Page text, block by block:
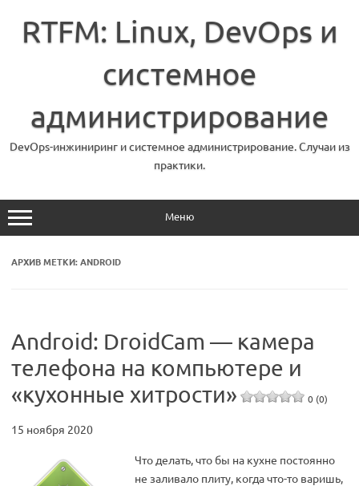
содержимому
RTFM: Linux, DevOps и
системное
администрирование
DevOps-инжиниринг и системное администрирование. Случаи из
практики.
Меню
АРХИВ МЕТКИ:ANDROID
Android: DroidCam — камера
телефона на компьютере и
«кухонные хитрости»
0 (0)
15 ноября 2020
Что делать, что бы на кухне постоянно
не заливало плиту, когда что-то варишь,